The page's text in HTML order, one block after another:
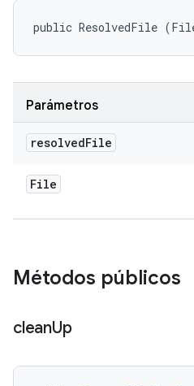
public ResolvedFile
Parámetros
resolvedFile
File
Métodos públicos
cleanUp